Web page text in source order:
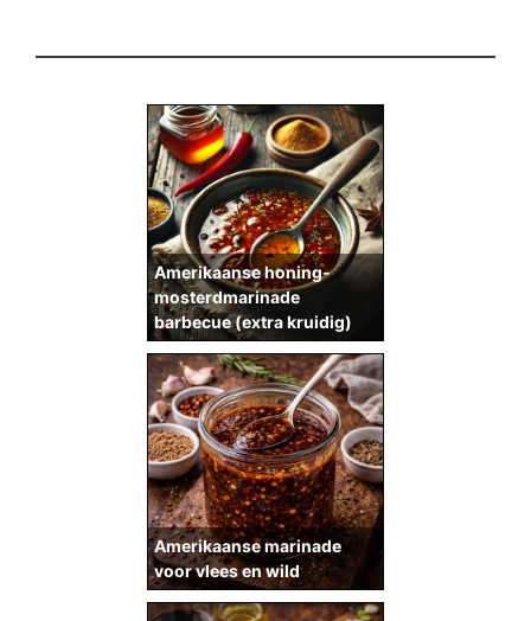
Amerikaanse honing-
mosterdmarinade
barbecue (extra kruidig)
Amerikaanse marinade
voor vlees en wild